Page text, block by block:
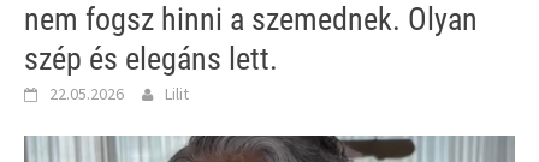
nem fogsz hinni a szemednek. Olyan
szép és elegáns lett.
22.05.2026 Lilit